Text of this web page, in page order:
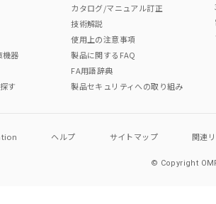
機器
す
カタログ/マニュアル訂正
技術解説
使用上の注意事項
製品に関するFAQ
FA用語辞典
製品セキュリティへの取り組み
ヘルプ サイトマップ 関連
© Copyright